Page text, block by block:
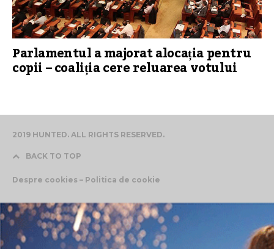
Parlamentul a majorat alocația pentru
copii – coaliția cere reluarea votului
2019 HUNTED. ALL RIGHTS RESERVED.
BACK TO TOP
Despre cookies – Politica de cookie